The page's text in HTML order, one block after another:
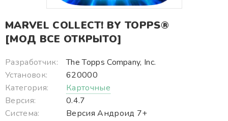
MARVEL COLLECT! BY TOPPS®
[МОД ВСЕ ОТКРЫТО]
Разработчик:
The Topps Company, Inc.
Установок:
620000
Категория:
Карточные
Версия:
0.4.7
Система:
Версия Андроид 7+